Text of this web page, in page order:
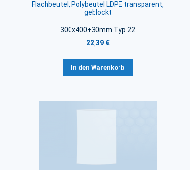
Flachbeutel, Polybeutel LDPE transparent,
geblockt
300x400+30mm Typ 22
22,39 €
In den Warenkorb